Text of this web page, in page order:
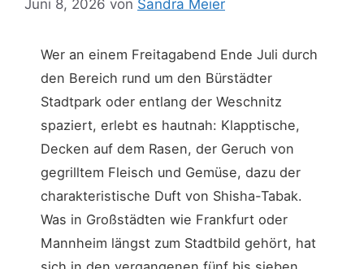
Juni 8, 2026 von Sandra Meier
Wer an einem Freitagabend Ende Juli durch
den Bereich rund um den Bürstädter
Stadtpark oder entlang der Weschnitz
spaziert, erlebt es hautnah: Klapptische,
Decken auf dem Rasen, der Geruch von
gegrilltem Fleisch und Gemüse, dazu der
charakteristische Duft von Shisha-Tabak.
Was in Großstädten wie Frankfurt oder
Mannheim längst zum Stadtbild gehört, hat